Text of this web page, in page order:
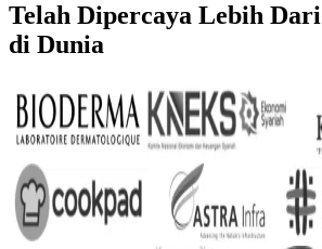
Telah Dipercaya Lebih Dari
di Dunia